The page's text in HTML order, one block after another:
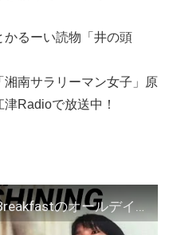
るーい読物「井の頭
南サラリーマン女子」原
Radioで放送中！
第９８回！「BerryBerryBreakfastのオールデイズ直江津Radio」ヨーグルト田中とDJシューカイ